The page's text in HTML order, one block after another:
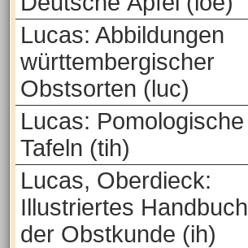
Lucas: Abbildungen
württembergischer
Obstsorten (luc)
Lucas: Pomologische
Tafeln (tih)
Lucas, Oberdieck:
Illustriertes Handbuch
der Obstkunde (ih)